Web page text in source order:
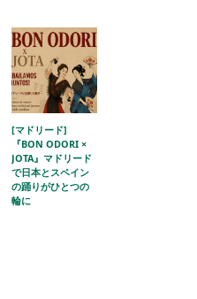
[マドリード]
『BON ODORI ×
JOTA』マドリード
で日本とスペイン
の踊りがひとつの
輪に